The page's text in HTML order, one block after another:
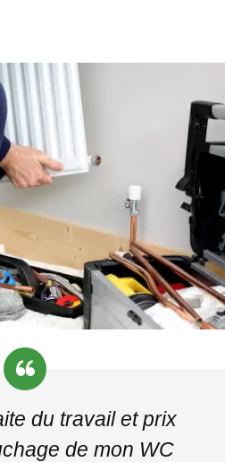
du travail et prix
de mon WC